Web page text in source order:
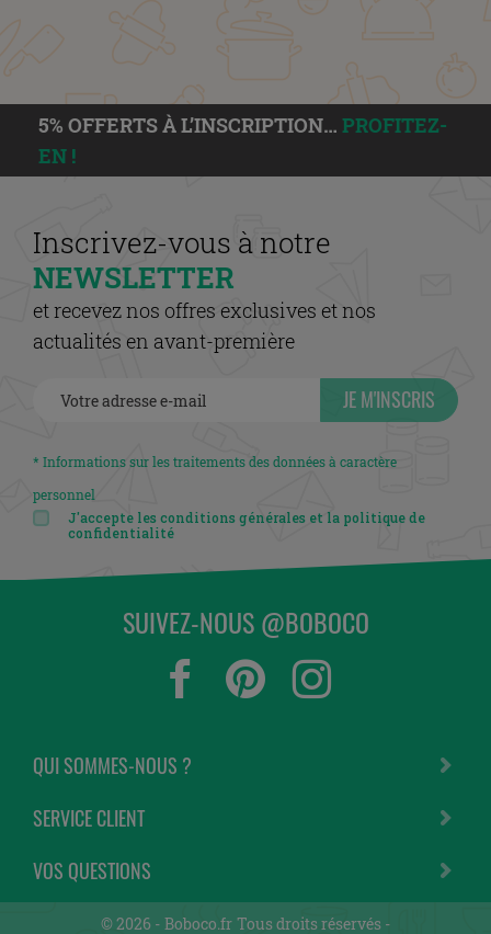
5% OFFERTS À L’INSCRIPTION… PROFITEZ-
EN !
Inscrivez-vous à notre
NEWSLETTER
et recevez nos offres exclusives et nos
actualités en avant-première
JE M'INSCRIS
* Informations sur les traitements des données à caractère
personnel
J'accepte les conditions générales et la politique de
confidentialité
QUI SOMMES-NOUS ?
SERVICE CLIENT
VOS QUESTIONS
SUIVEZ-NOUS @BOBOCO
© 2026 - Boboco.fr Tous droits réservés -